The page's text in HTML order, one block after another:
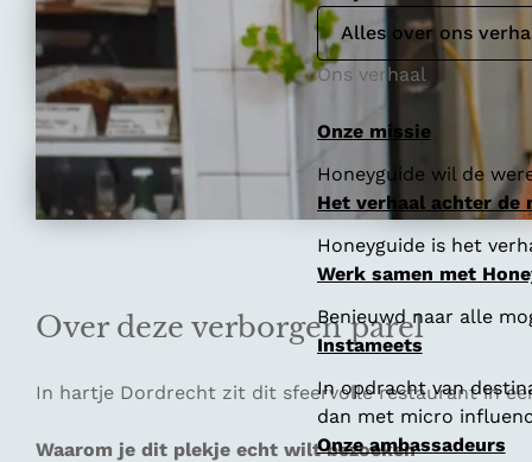
Alles over ons
Ons verhaal
Onze missie
Honeyguide wil de
Het verhaal achter de
Honeyguide is het
Werk samen met
Benieuwd naar alle
Instameets
In opdracht van
dan met micro
Onze ambassadeurs
Over deze verborgen parel
In hartje Dordrecht zit dit sfeervolle restaurant in
Waarom je dit plekje echt wilt bezoeken